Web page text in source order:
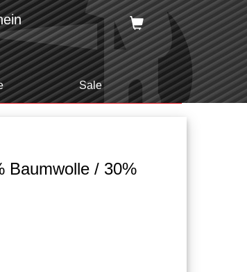
Sale
Baumwolle / 30%